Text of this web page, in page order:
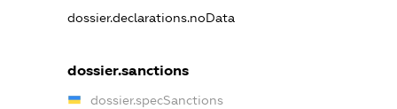
dossier.declarations.noData
dossier.sanctions
dossier.specSanctions